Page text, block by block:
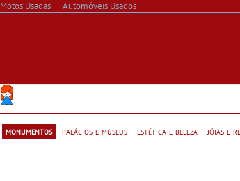
Motos Usadas Automóveis Usados
monumentos palácios e museus estética e beleza jóias e